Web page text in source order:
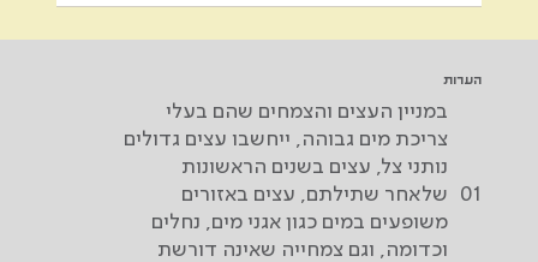
הערות
במניין העצים והצמחים שהם בעלי
צריכת מים גבוהה, ייחשבו עצים גדולים
נותני צל, עצים בשנים הראשונות
שלאחר שתילתם, עצים באזורים
משופעים במים כגון אגני מים, נחלים
וכדומה, וגם צמחייה שאינה דורשת
01